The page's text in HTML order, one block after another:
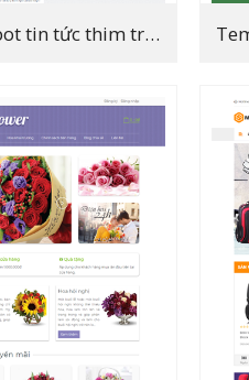
Template blogspot tin tức thim tran